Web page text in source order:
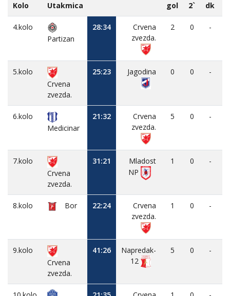
Kolo Utakmica gol 2` dk
4.kolo
Partizan
28:34
Crvena
zvezda.
2 0 -
5.kolo
Crvena
zvezda.
25:23 Jagodina 0 0 -
6.kolo
Medicinar
21:32
Crvena
zvezda.
5 0 -
7.kolo
Crvena
zvezda.
31:21
Mladost
NP
1 0 -
8.kolo Bor 22:24
Crvena
zvezda.
1 0 -
9.kolo
Crvena
zvezda.
41:26
Napredak-
12
5 0 -